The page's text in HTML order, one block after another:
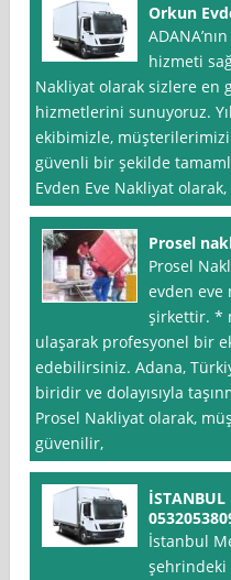
Orkun
hizmeti
Nakliyat olarak sizlere en
hizmetlerini sunuyoruz.
ekibimizle,
güvenli bir şekilde
Evden Eve Nakliyat olarak,
Prosel
Prosel
evden
şirkettir. *
ulaşarak profesyonel bir
edebilirsiniz. Adana,
biridir ve dolayısıyla
Prosel Nakliyat olarak,
güvenilir,
İSTANBUL
İstanbul
şehrindeki